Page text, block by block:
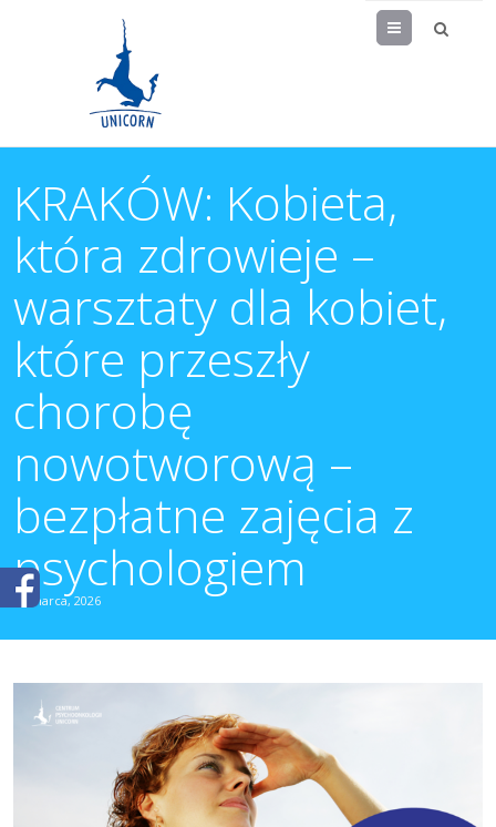
Menu
KRAKÓW: Kobieta,
która zdrowieje –
warsztaty dla kobiet,
które przeszły
chorobę
nowotworową –
bezpłatne zajęcia z
psychologiem
27 marca, 2026